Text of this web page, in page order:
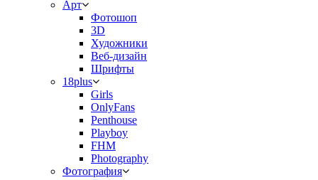
Арт
Фотошоп
3D
Художники
Веб-дизайн
Шрифты
18plus
Girls
OnlyFans
Penthouse
Playboy
FHM
Photography
Фотография